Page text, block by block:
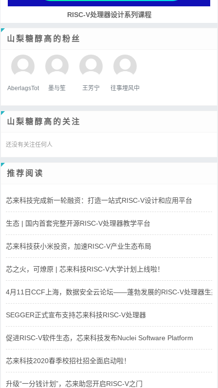
RISC-V处理器设计系列课程
山梨糖醇高的粉丝
AberlagsTot 墨与笙 王芳宁 往事埋风中
山梨糖醇高的关注
还没有关注任何人
推荐阅读
芯来科技完成新一轮融资：打造一站式RISC-V设计和应用平台
生态 | 国内首套完整开源RISC-V处理器教学平台
芯来科技获小米投资，加速RISC-V产业生态布局
芯之火，可燎原 | 芯来科技RISC-V大学计划上线啦！
4月11日CCF上海，数据安全云论坛——蓬勃发展的RISC-V处理器生态
SEGGER正式宣布支持芯来科技RISC-V处理器
促进RISC-V软件生态，芯来科技发布Nuclei Software Platform
芯来科技2020春季校招社招全面启动啦！
升级“一分钱计划”，芯来助您开启RISC-V之门